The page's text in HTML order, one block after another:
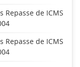
de ICMS
de ICMS